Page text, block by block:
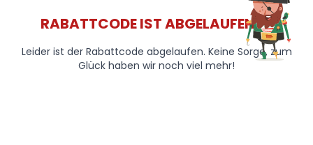
RABATTCODE IST ABGELAUFEN 😞
Leider ist der Rabattcode abgelaufen. Keine Sorge, zum
Glück haben wir noch viel mehr!